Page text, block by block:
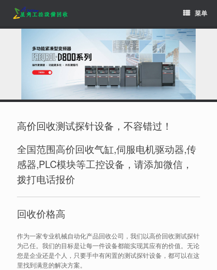
content
菜单
高价回收测试探针设备，不容错过！
全国范围高价回收气缸,伺服电机驱动器,传
感器,PLC模块等工控设备，请添加微信，
拨打电话报价
回收价格高
作为一家专业机械自动化产品回收公司，我们以高价回收测试探针
为己任。我们的目标是让每一件设备都能实现其应有的价值。无论
您是企业还是个人，只要手中有闲置的测试探针设备，都可以在这
里找到满意的解决方案。